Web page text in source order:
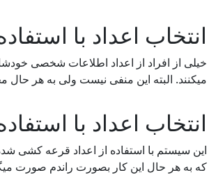
انتخاب اعداد با
خیلی از افراد از اعداد اطلاعات شخصی
میکنند. البته این منفی نیست ولی به هر حال
انتخاب اعداد با
این سیستم با استفاده از اعداد قرعه کشی
که به هر حال این کار بصورت راندم صورت